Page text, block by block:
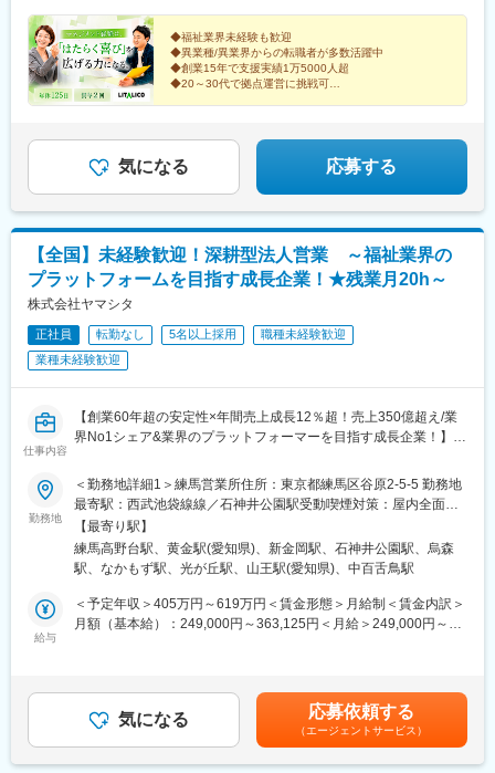
宇治■岡山県：倉敷■広島県：広島、福山■熊本県：熊本■福岡県：
久留米※上記には新規開設予定（住所未確定）の拠点もございま
す。※上記以外の拠点希望も歓迎※別拠点（ご希望エリア内）での
ご案内になる可能性あり※受動喫煙対策：屋内全面禁煙★全国に拠
点があり事例も豊富！共通の相談チャットで、拠点を超えて相談
中目黒駅、南新宿駅、新宿御苑前駅、京王八王子駅、三鷹駅、府
中駅(東京都)、立川南駅、立川北駅、センター南駅、新横浜駅、関
内駅、桜木町駅、戸塚駅、京急川崎駅、川崎駅、二俣川駅、本厚
木駅、新潟駅、新静岡駅、浜松駅、丸の内駅(愛知県)、名鉄名古屋
駅、久屋大通駅、岩塚駅、高蔵寺駅、藤が丘駅(愛知県)、八事駅、
崎駅、北新地駅、大阪梅田駅(阪急線)、西梅田駅、西中島南方駅、
石橋阪大前駅、京都河原町駅、烏丸御池駅、大宮駅(京都府)、京都
駅、東寺駅、桃山御陵前駅、宇治駅(奈良線)、椥辻駅、倉敷市駅、
園駅、京成西船駅、九段下駅、秋葉原駅、日暮里駅、板橋駅、大
塚駅(東京都)、赤羽岩淵駅、西早稲田駅、京急蒲田駅、不動前駅、
新橋駅、代官山駅、新宿駅、新宿三丁目駅、八王子駅、府中競馬
正門前駅、立川駅、日本大通り駅、静岡駅、第一通り駅、伏見駅
駅、尾頭橋駅、新豊田駅、東梅田駅、中津駅(地下鉄)、福島駅(大
阪府・阪神線)、新大阪駅、祇園四条駅、四条駅(京都市営)、四条
駅、千葉中央駅、東中山駅、後楽園駅、神田駅(東京都)、西日暮里
駅、下板橋駅、大塚駅前駅、学習院下駅、大崎広小路駅、虎ノ門
浜松駅、国際センター駅、名古屋駅、栄駅(愛知県)、西一宮駅、大
阪梅田駅(阪神線)、中津駅(大阪府・阪急線)、渡辺橋駅、南方駅(大
阪府)、清水五条駅、烏丸駅、十条駅(京都府・近鉄線)、桃山駅、
猿猴橋町駅、的場町駅、横川一丁目駅、県庁前駅(広島県)、九品寺
交差点駅
◆福祉業界未経験も歓迎
◆異業種/異業界からの転職者が多数活躍中
◆創業15年で支援実績1万5000人超
◆20～30代で拠点運営に挑戦可
気になる 応募する
【全国】未経験歓迎！深耕型法人営業 ～福祉業界の
プラットフォームを目指す成長企業！★残業月20h～
株式会社ヤマシタ
正社員 転勤なし 5名以上採用
職種未経験歓迎
業種未経験歓迎
仕事内容
【創業60年超の安定性×年間売上成長12％超！売上350億超え/業
界No1シェア&業界のプラットフォーマーを目指す成長企業！】
事業のさらなる成長を目指し、新しいメンバーの募集を行いま
す。
■職務概要
・居宅介護支援事業者等に福祉用具のレンタル・販売の営業
・利用者に最適な用具を選定、納品、相談対応
・商材は、介護ベッド関連用具、車いす、歩行器、入浴関連用
品、生活関連用品など
・住宅改修（手すりの設置など）のプランニング
■詳細
す。
介護用品のニーズは突発的に発生するため、ニーズ発生時にケア
マネジャーからお客様を紹介を頂く事が営業活動の最も重要なポ
勤務地
＜勤務地詳細1＞練馬営業所住所：東京都練馬区谷原2-5-5 勤務地
最寄駅：西武池袋線線／石神井公園駅受動喫煙対策：屋内全面禁
煙＜勤務地詳細2＞名古屋中川営業所住所：愛知県名古屋市中川区
舟戸町6-23 受動喫煙対策：屋内全面禁煙＜勤務地詳細3＞堺営業
所住所：大阪府堺市北区金岡町3001番地３ 受動喫煙対策：屋内全
【最寄り駅】
練馬高野台駅、黄金駅(愛知県)、新金岡駅、石神井公園駅、烏森
駅、なかもず駅、光が丘駅、山王駅(愛知県)、中百舌鳥駅
給与
＜予定年収＞405万円～619万円＜賃金形態＞月給制＜賃金内訳＞
月額（基本給）：249,000円～363,125円＜月給＞249,000円～
万（月給36万＋賞与＋諸手当）・所長：入社5年目760万（月給44
万＋賞与＋諸手当）賃金はあくまでも目安の金額であり、選考を
通じて上下する可能性があります。月給(月額)は固定手当を含めた
表記です。
気になる 応募依頼する
（エージェントサービス）